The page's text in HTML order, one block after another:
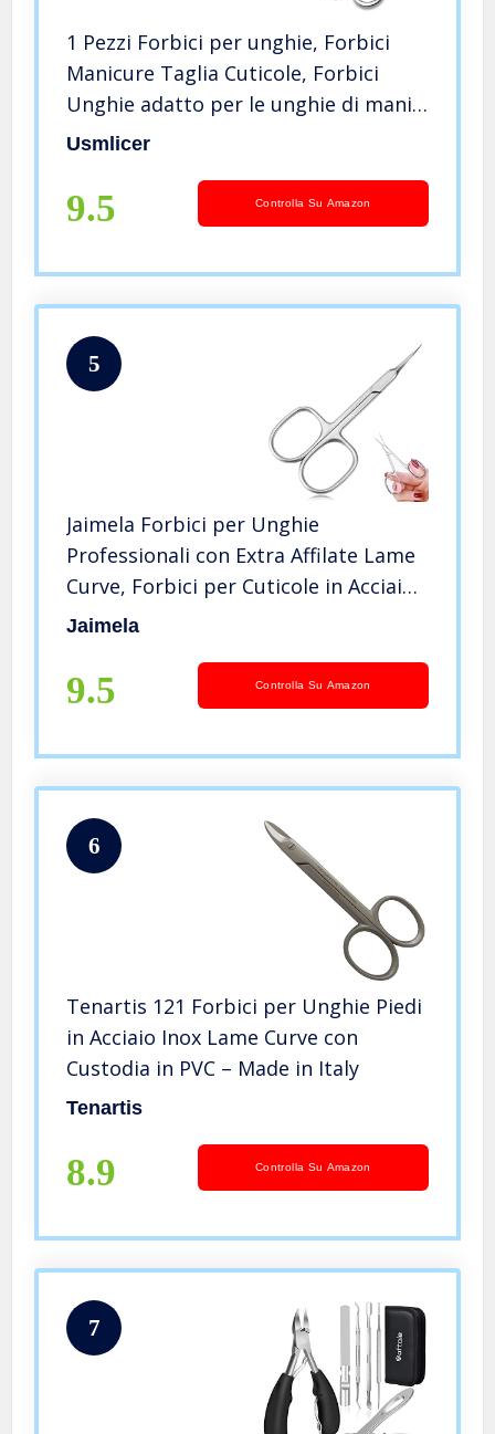
1 Pezzi Forbici per unghie, Forbici
Manicure Taglia Cuticole, Forbici
Unghie adatto per le unghie di mani
e piedi – Adatte anche per mancini
Usmlicer
9.5 Controlla Su Amazon
5
Jaimela Forbici per Unghie
Professionali con Extra Affilate Lame
Curve, Forbici per Cuticole in Acciaio
Inox, per Manicure e Pedicure
Jaimela
9.5 Controlla Su Amazon
6
Tenartis 121 Forbici per Unghie Piedi
in Acciaio Inox Lame Curve con
Custodia in PVC – Made in Italy
Tenartis
8.9 Controlla Su Amazon
7